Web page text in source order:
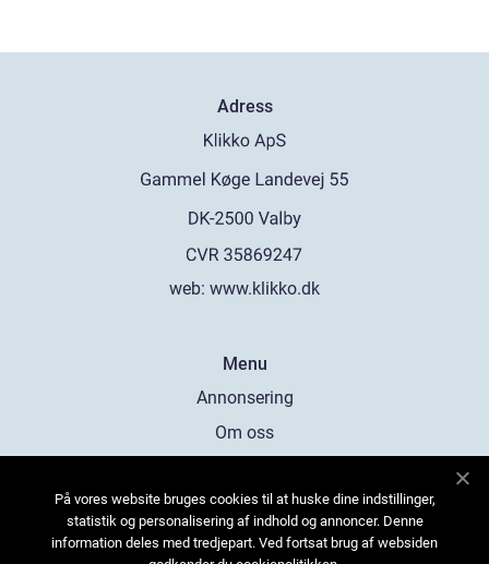
Adress
web: www.klikko.dk
Menu
Annonsering
Om oss
Kontakta oss
Sitemap
På vores website bruges cookies til at huske dine indstillinger,
statistik og personalisering af indhold og annoncer. Denne
information deles med tredjepart. Ved fortsat brug af websiden